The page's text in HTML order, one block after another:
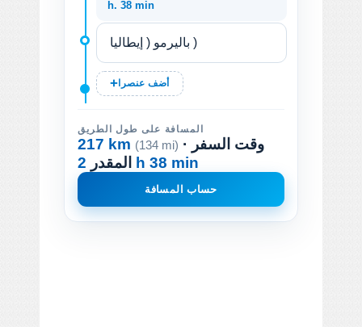
h. 38 min
أضف عنصرا
المسافة على طول الطريق
217 km (134 mi) · وقت السفر
المقدر 2 h 38 min
حساب المسافة